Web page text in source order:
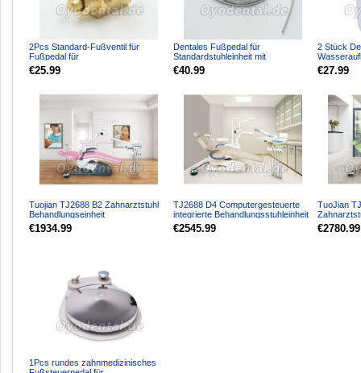
2Pcs Standard-Fußventil für
Fußpedal für
Zahnarztstuhlzubehörteil 2 Loch/4
Loch
€25.99
Dentales Fußpedal für
Standardstuhleinheit mit
Schlauchschlauchkabel 2 Loch/4
Lo...
€40.99
2 Stück
Einheit
€27.99
Tuojian TJ2688 B2 Zahnarztstuhl
Behandlungseinheit
Computergesteuertes integrier...
€1934.99
TJ2688 D4 Computergesteuerte
integrierte Behandlungsstuhleinheit
Kunstleder
€2545.99
TuoJian
€2780.99
1Pcs rundes zahnmedizinisches